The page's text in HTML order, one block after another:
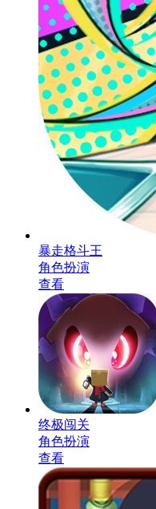
暴走格斗王
角色扮演
查看
终极闯关
角色扮演
查看